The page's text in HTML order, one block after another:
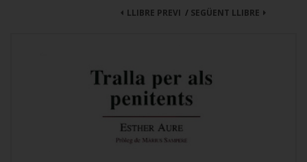
SEGÜENT LLIBRE
LLIBRE PREVI /